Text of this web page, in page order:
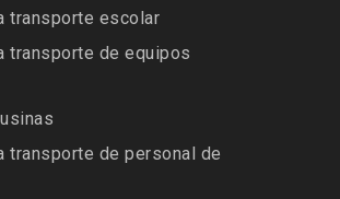
transporte escolar
transporte de equipos
transporte de personal de